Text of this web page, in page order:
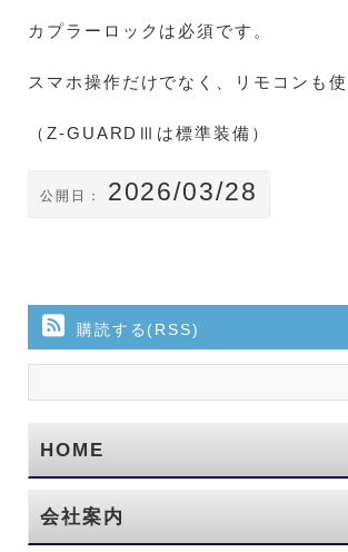
カプラーロックは必須です。
スマホ操作だけでなく、リモコンも使
（Z-GUARDⅢは標準装備）
公開日： 2026/03/28
購読する(RSS)
HOME
会社案内